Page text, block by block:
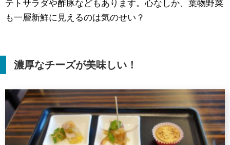
テトサラダや酢豚などもあります。心なしか、葉物野菜
も一層新鮮に見えるのは気のせい？
濃厚なチーズが美味しい！